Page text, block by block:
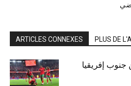
ARTICLES CONNEXES PLUS DE
إفريقيا